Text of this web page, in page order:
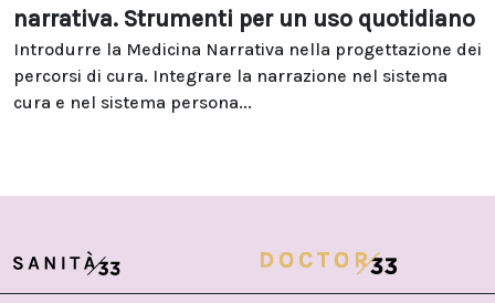
narrativa. Strumenti per un uso quotidiano
Introdurre la Medicina Narrativa nella progettazione dei
percorsi di cura. Integrare la narrazione nel sistema
cura e nel sistema persona...